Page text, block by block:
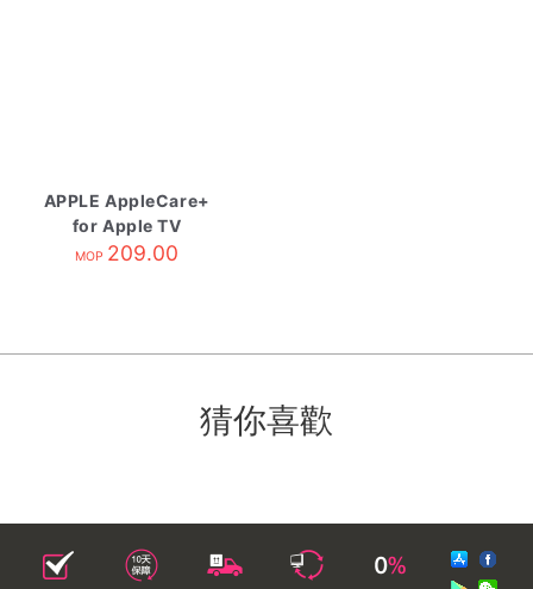
APPLE AppleCare+
for Apple TV
MOP 209.00
猜你喜歡